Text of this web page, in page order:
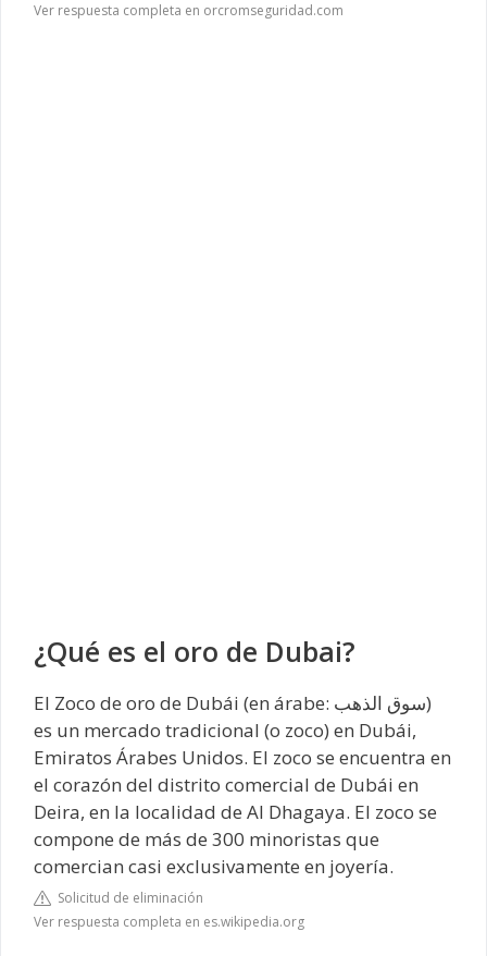
Ver respuesta completa en orcromseguridad.com
¿Qué es el oro de Dubai?
El Zoco de oro de Dubái​ (en árabe: سوق الذهب)
es un mercado tradicional (o zoco) en Dubái,
Emiratos Árabes Unidos. El zoco se encuentra en
el corazón del distrito comercial de Dubái en
Deira, en la localidad de Al Dhagaya. El zoco se
compone de más de 300 minoristas que
comercian casi exclusivamente en joyería.
Solicitud de eliminación
Ver respuesta completa en es.wikipedia.org